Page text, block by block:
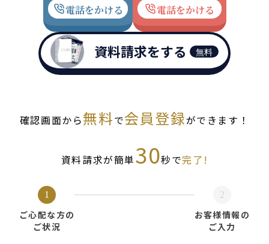
電話をかける 電話をかける
資料請求をする 無料
確認画面から無料で会員登録ができます！
資料請求が簡単30秒で完了!
1
ご心配な方の
ご状況
2
お客様情報の
ご入力